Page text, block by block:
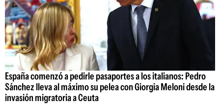
España comenzó a pedirle pasaportes a los italianos: Pedro
Sánchez lleva al máximo su pelea con Giorgia Meloni desde la
invasión migratoria a Ceuta